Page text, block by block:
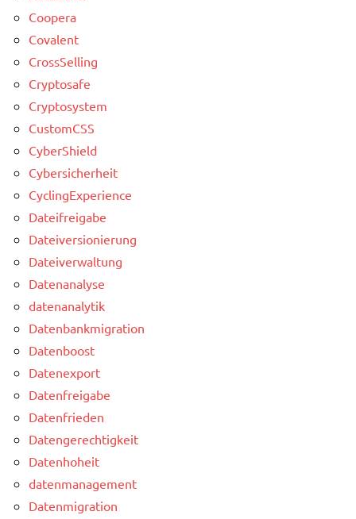
Coopera
Covalent
CrossSelling
Cryptosafe
Cryptosystem
CustomCSS
CyberShield
Cybersicherheit
CyclingExperience
Dateifreigabe
Dateiversionierung
Dateiverwaltung
Datenanalyse
datenanalytik
Datenbankmigration
Datenboost
Datenexport
Datenfreigabe
Datenfrieden
Datengerechtigkeit
Datenhoheit
datenmanagement
Datenmigration